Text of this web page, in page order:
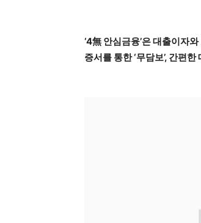
‘4無 안심금융’은 대출이자
증서를 통한 ‘무담보’, 간편